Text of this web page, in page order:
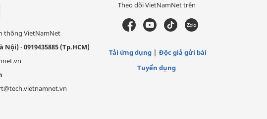
thông VietNamNet
Nội)-0919435885 (Tp.HCM)
Theo dõi VietNamNet trên
Tải ứng dụng
Độc giả gửi bài
Tuyển dụng